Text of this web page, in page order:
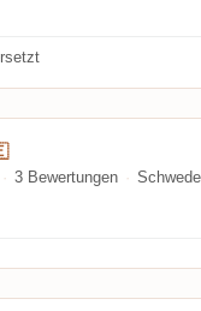
Timpa 🇸🇪
3 Bewertungen